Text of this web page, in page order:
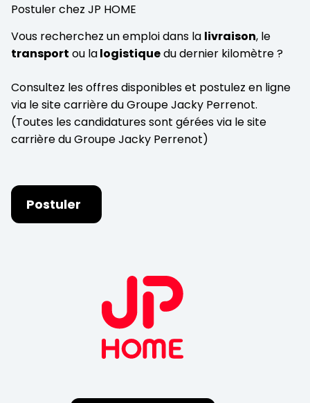
Postuler chez JP HOME
Vous recherchez un emploi dans la livraison, le
transport ou lalogistiquedu dernier kilomètre ?
Consultez les offres disponibles et postulez en ligne
via le site carrière du Groupe Jacky Perrenot.
(Toutes les candidatures sont gérées via le site
carrière du Groupe Jacky Perrenot)
Postuler